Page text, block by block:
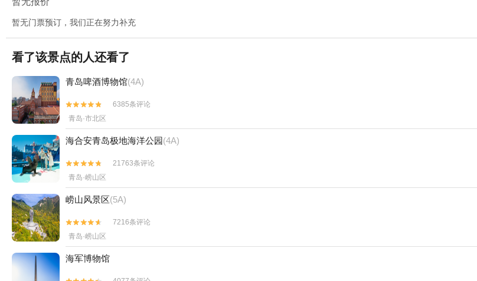
暂无门票预订，我们正在努力补充
看了该景点的人还看了
青岛啤酒博物馆(4A)


6385条评论
青岛·市北区
海合安青岛极地海洋公园(4A)


21763条评论
青岛·崂山区
崂山风景区(5A)


7216条评论
青岛·崂山区
海军博物馆